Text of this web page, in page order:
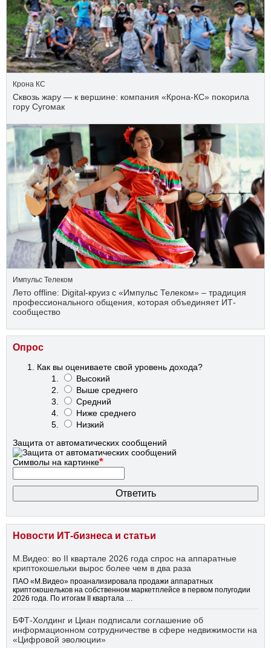
Крона КС
Сквозь жару — к вершине: компания «Крона‑КС» покорила
гору Сугомак
Импульс Телеком
Лето offline: Digital-круиз с «Импульс Телеком» – традиция
профессионального общения, которая объединяет ИТ-
сообщество
Опрос
Как вы оцениваете свой уровень дохода?
Высокий
Выше среднего
Средний
Ниже среднего
Низкий
Защита от автоматических сообщений
Символы на картинке*
Новости ИТ-бизнеса и статьи
М.Видео: во II квартале 2026 года спрос на аппаратные
криптокошельки вырос более чем в два раза
ПАО «М.Видео» проанализировала продажи аппаратных
криптокошельков на собственном маркетплейсе в первом полугодии
2026 года. По итогам II квартала …
БФТ-Холдинг и Циан подписали соглашение об
информационном сотрудничестве в сфере недвижимости на
«Цифровой эволюции»